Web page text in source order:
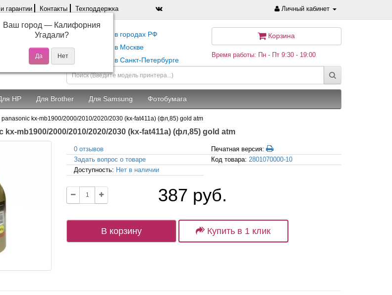
гарантии Контакты Техподдержка Личный кабинет
Самовывоз в городах РФ
Самовывоз в Москве
Самовывоз в Санкт-Петербурге
Корзина
Время работы: Пн - Пт 9:30 - 19:00
HP Для Brother Для Samsung Фотобумага
panasonic kx-mb1900/2000/2010/2020/2030 (kx-fat411a) (фл,85) gold atm
mb1900/2000/2010/2020/2030 (kx-fat411a) (фл,85) gold atm
0 отзывов
Печатная версия:
Задать вопрос о товаре
Код товара:2801070000-10
Доступность: Нет в наличии
387 руб.
В корзину Купить в 1 клик
Ваш город — Калифорния
Угадали?